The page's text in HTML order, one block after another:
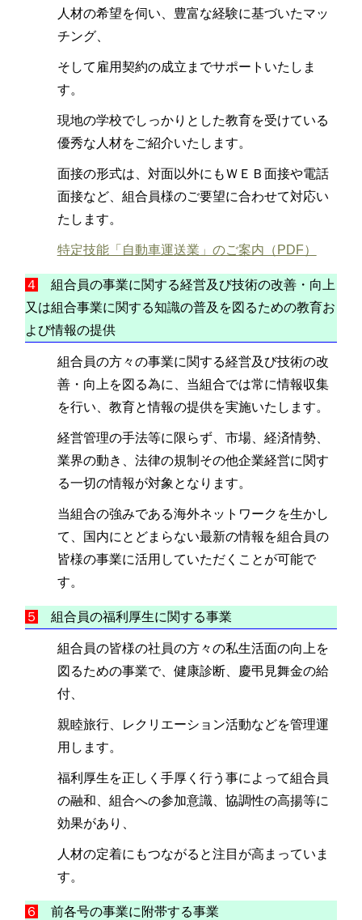
人材の希望を伺い、豊富な経験に基づいたマッ
チング、
そして雇用契約の成立までサポートいたしま
す。
現地の学校でしっかりとした教育を受けている
優秀な人材をご紹介いたします。
面接の形式は、対面以外にもＷＥＢ面接や電話
面接など、組合員様のご要望に合わせて対応い
たします。
特定技能「自動車運送業」のご案内（PDF）
４
組合員の事業に関する経営及び技術の改善・向上
又は組合事業に関する知識の普及を図るための教育お
よび情報の提供
組合員の方々の事業に関する経営及び技術の改
善・向上を図る為に、当組合では常に情報収集
を行い、教育と情報の提供を実施いたします。
経営管理の手法等に限らず、市場、経済情勢、
業界の動き、法律の規制その他企業経営に関す
る一切の情報が対象となります。
当組合の強みである海外ネットワークを生かし
て、国内にとどまらない最新の情報を組合員の
皆様の事業に活用していただくことが可能で
す。
５ 組合員の福利厚生に関する事業
組合員の皆様の社員の方々の私生活面の向上を
図るための事業で、健康診断、慶弔見舞金の給
付、
親睦旅行、レクリエーション活動などを管理運
用します。
福利厚生を正しく手厚く行う事によって組合員
の融和、組合への参加意識、協調性の高揚等に
効果があり、
人材の定着にもつながると注目が高まっていま
す。
６ 前各号の事業に附帯する事業